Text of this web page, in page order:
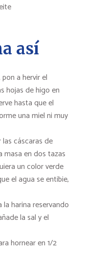
así
a hervir el
hojas de higo en
hasta que el
una miel ni muy
cáscaras de
en dos tazas
un color verde
el agua se entibie,
harina reservando
la sal y el
hornear en 1/2